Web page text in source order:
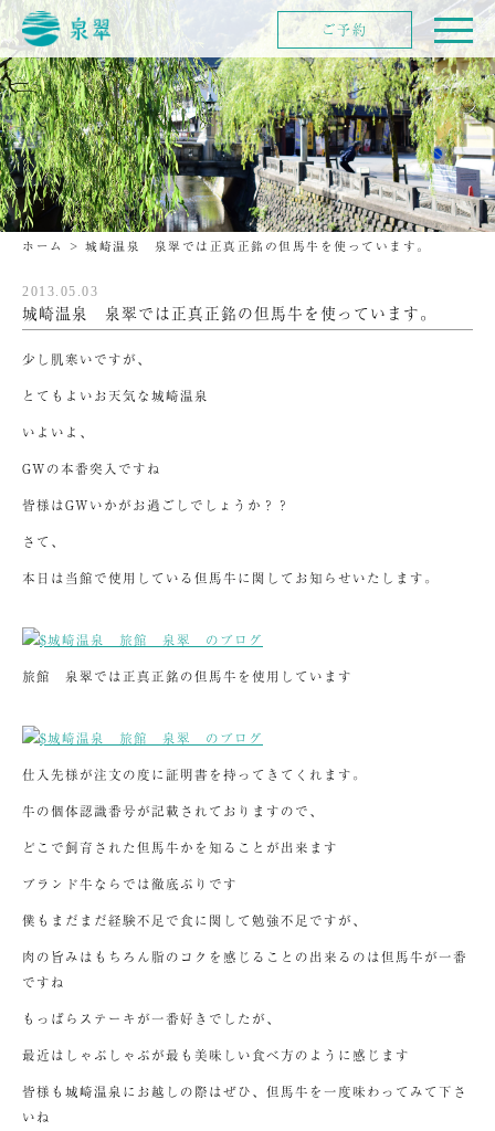
ホーム > 城崎温泉 泉翠では正真正銘の但馬牛を使っています。
2013.05.03
城崎温泉 泉翠では正真正銘の但馬牛を使っています。
少し肌寒いですが、
とてもよいお天気な城崎温泉
いよいよ、
GWの本番突入ですね
皆様はGWいかがお過ごしでしょうか？？
さて、
本日は当館で使用している但馬牛に関してお知らせいたします。
旅館 泉翠では正真正銘の但馬牛を使用しています
仕入先様が注文の度に証明書を持ってきてくれます。
牛の個体認識番号が記載されておりますので、
どこで飼育された但馬牛かを知ることが出来ます
ブランド牛ならでは徹底ぶりです
僕もまだまだ経験不足で食に関して勉強不足ですが、
肉の旨みはもちろん脂のコクを感じることの出来るのは但馬牛が一番
ですね
もっぱらステーキが一番好きでしたが、
最近はしゃぶしゃぶが最も美味しい食べ方のように感じます
皆様も城崎温泉にお越しの際はぜひ、但馬牛を一度味わってみて下さ
いね
ご予約